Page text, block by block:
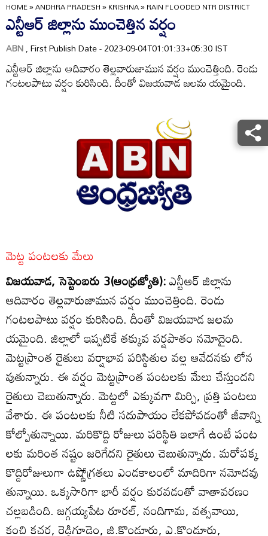
HOME»ANDHRA PRADESH»KRISHNA»RAIN FLOODED NTR DISTRICT
ఎన్టీఆర్‌ జిల్లాను ముంచెత్తిన వర్షం
ABN, First Publish Date - 2023-09-04T01:01:33+05:30 IST
ఎన్టీఆర్‌ జిల్లాను ఆదివారం తెల్లవారుజామున వర్షం ముంచెత్తింది. రెండు
గంటలపాటు వర్షం కురిసింది. దీంతో విజయవాడ జలమ యమైంది.
మెట్ట పంటలకు మేలు
విజయవాడ, సెప్టెంబరు 3(ఆంధ్రజ్యోతి):ఎన్టీఆర్‌ జిల్లాను
ఆదివారం తెల్లవారుజామున వర్షం ముంచెత్తింది. రెండు
గంటలపాటు వర్షం కురిసింది. దీంతో విజయవాడ జలమ
యమైంది. జిల్లాలో ఇప్పటికే తక్కువ వర్షపాతం నమోదైంది.
మెట్టప్రాంత రైతులు వర్షాభావ పరిస్థితుల వల్ల ఆవేదనకు లోన
వుతున్నారు. ఈ వర్షం మెట్టప్రాంత పంటలకు మేలు చేస్తుందని
రైతులు చెబుతున్నారు. మెట్టలో ఎక్కువగా మిర్చి, ప్రత్తి పంటలు
వేశారు. ఈ పంటలకు నీటి సదుపాయం లేకపోవడంతో జీవాన్ని
కోల్పోతున్నాయి. మరికొద్ది రోజులు పరిస్థితి ఇలాగే ఉంటే పంట
లకు మరింత నష్టం జరిగేదని రైతులు చెబుతున్నారు. మరోపక్క
కొద్దిరోజులుగా ఉష్ణోగ్రతలు ఎండకాలంలో మాదిరిగా నమోదవు
తున్నాయి. ఒక్కసారిగా భారీ వర్షం కురవడంతో వాతావరణం
చల్లబడింది. జగ్గయ్యపేట రూరల్‌, నందిగామ, వత్సవాయి,
కంచి కచర్ల, రెడ్డిగూడెం, జి.కొండూరు, ఎ.కొండూరు,